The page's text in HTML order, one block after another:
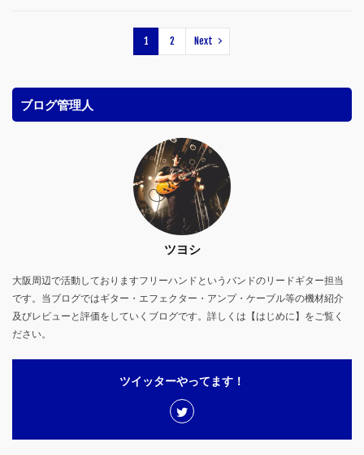
1 2 Next
ブログ管理人
ツヨシ
大阪周辺で活動しておりますフリーハンドというバンドのリードギター担当
です。当ブログではギター・エフェクター・アンプ・ケーブル等の機材紹介
及びレビューと評価をしていくブログです。詳しくは【はじめに】をご覧く
ださい。
ツイッターやってます！